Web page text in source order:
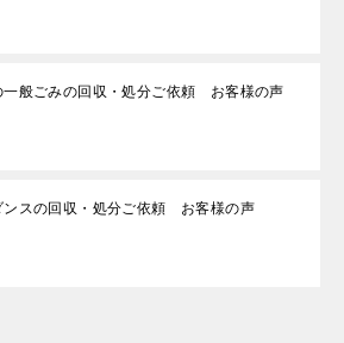
一般ごみの回収・処分ご依頼 お客様の声
ンスの回収・処分ご依頼 お客様の声